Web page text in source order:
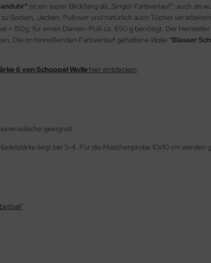
ist ein super Blickfang als „Singel-Farbverlauf“; auch als
Socken, Jacken, Pullover und natürlich auch Tücher
= 150g; für einen Damen-Pulli ca. 650 g benötigt. Der
Die im hinreißenden Farbverlauf gehaltene Wolle “Blasser
6 von Schoppel Wolle hier entdecken
geeignet.
liegt bei 3-4. Für die Maschenprobe 10x10 cm